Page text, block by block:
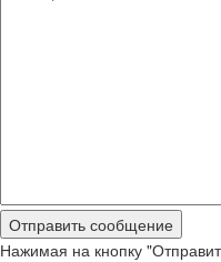
Нажимая на кнопку